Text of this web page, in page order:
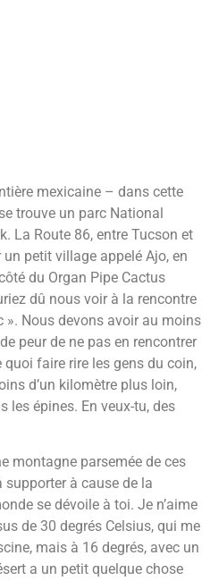
mexicaine – dans cette
trouve un parc National
La Route 86, entre Tucson et
petit village appelé Ajo, en
du Organ Pipe Cactus
dû nous voir à la rencontre
». Nous devons avoir au moins
peur de ne pas en rencontrer
quoi faire rire les gens du coin,
d’un kilomètre plus loin,
les épines. En veux-tu, des
montagne parsemée de ces
supporter à cause de la
se dévoile à toi. Je n’aime
de 30 degrés Celsius, qui me
mais à 16 degrés, avec un
a un petit quelque chose